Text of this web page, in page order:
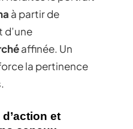
à partir de
affinée. Un
la pertinence
et